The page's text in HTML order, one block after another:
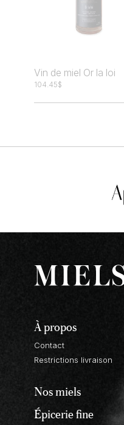
Vin de miel Or la loi
104.45$
À propos
Contact
Restrictions livraison
Nos miels
Épicerie fine